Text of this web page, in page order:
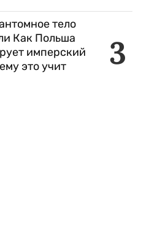
3
тело
Как Польша
имперский
это учит